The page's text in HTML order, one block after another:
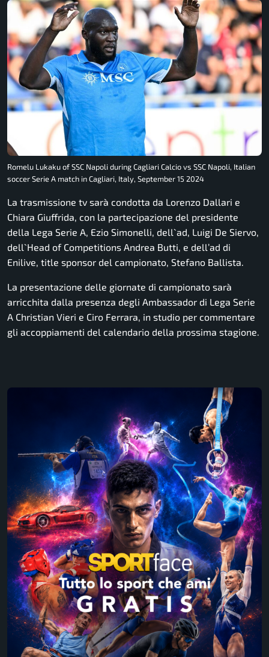
Romelu Lukaku of SSC Napoli during Cagliari Calcio vs SSC Napoli, Italian
soccer Serie A match in Cagliari, Italy, September 15 2024
La trasmissione tv sarà condotta da Lorenzo Dallari e
Chiara Giuffrida, con la partecipazione del presidente
della Lega Serie A, Ezio Simonelli, dell`ad, Luigi De Siervo,
dell`Head of Competitions Andrea Butti, e dell’ad di
Enilive, title sponsor del campionato, Stefano Ballista.
La presentazione delle giornate di campionato sarà
arricchita dalla presenza degli Ambassador di Lega Serie
A Christian Vieri e Ciro Ferrara, in studio per commentare
gli accoppiamenti del calendario della prossima stagione.